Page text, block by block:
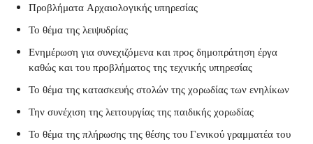
Προβλήματα Αρχαιολογικής υπηρεσίας
Το θέμα της λειψυδρίας
Ενημέρωση για συνεχιζόμενα και προς δημοπράτηση έργα
καθώς και του προβλήματος της τεχνικής υπηρεσίας
Το θέμα της κατασκευής στολών της χορωδίας των ενηλίκων
Την συνέχιση της λειτουργίας της παιδικής χορωδίας
Το θέμα της πλήρωσης της θέσης του Γενικού γραμματέα του